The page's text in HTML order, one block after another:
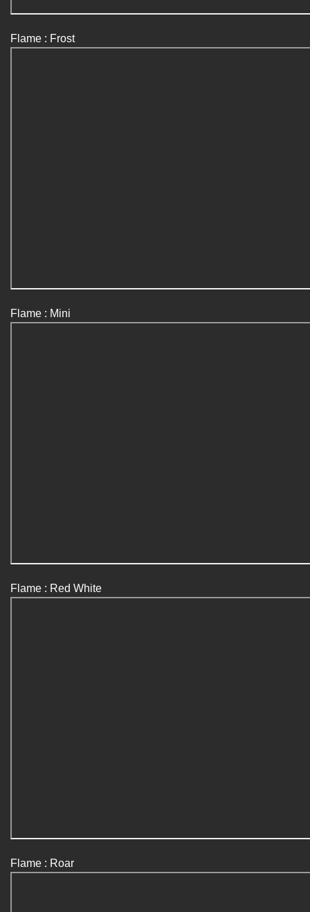
Flame : Frost
Flame : Mini
Flame : Red White
Flame : Roar